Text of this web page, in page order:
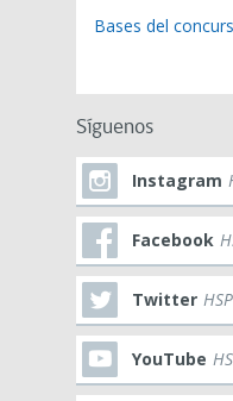
Bases del
Síguenos
Instagram
Facebook
Twitter
YouTube